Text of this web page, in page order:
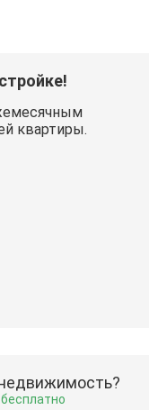
квартиры.